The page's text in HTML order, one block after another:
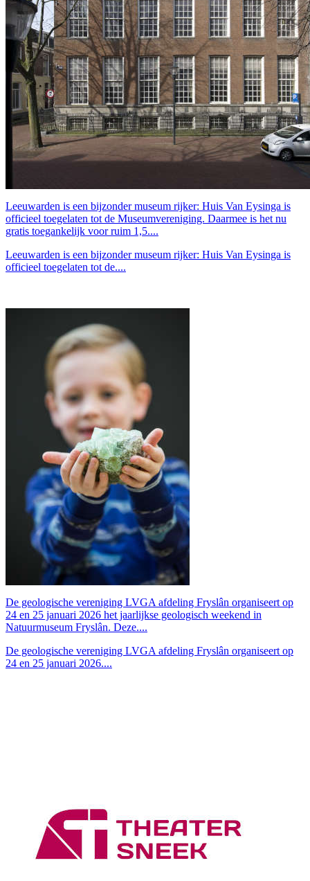
Leeuwarden is een bijzonder museum rijker: Huis Van Eysinga is
officieel toegelaten tot de Museumvereniging. Daarmee is het nu
gratis toegankelijk voor ruim 1,5....
Leeuwarden is een bijzonder museum rijker: Huis Van Eysinga is
officieel toegelaten tot de....
De geologische vereniging LVGA afdeling Fryslân organiseert op
24 en 25 januari 2026 het jaarlijkse geologisch weekend in
Natuurmuseum Fryslân. Deze....
De geologische vereniging LVGA afdeling Fryslân organiseert op
24 en 25 januari 2026....